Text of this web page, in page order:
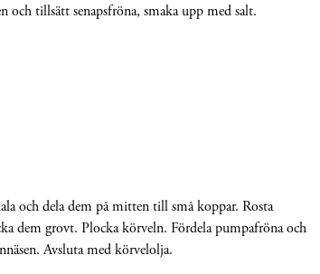
och tillsätt senapsfröna, smaka upp med salt.
och dela dem på mitten till små koppar. Rosta
dem grovt. Plocka körveln. Fördela pumpafröna och
Avsluta med körvelolja.